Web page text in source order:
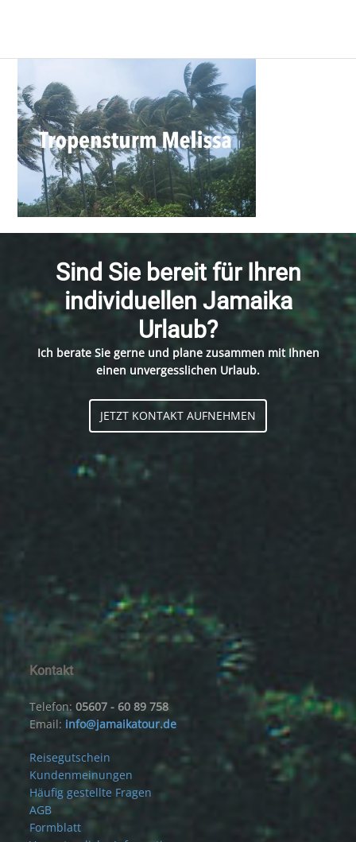
Sind Sie bereit für Ihren
individuellen Jamaika
Urlaub?
Ich berate Sie gerne und plane zusammen mit Ihnen
einen unvergesslichen Urlaub.
JETZT KONTAKT AUFNEHMEN
Kontakt
Telefon:05607 - 60 89 758
Email: info@jamaikatour.de
Reisegutschein
Kundenmeinungen
Häufig gestellte Fragen
AGB
Formblatt